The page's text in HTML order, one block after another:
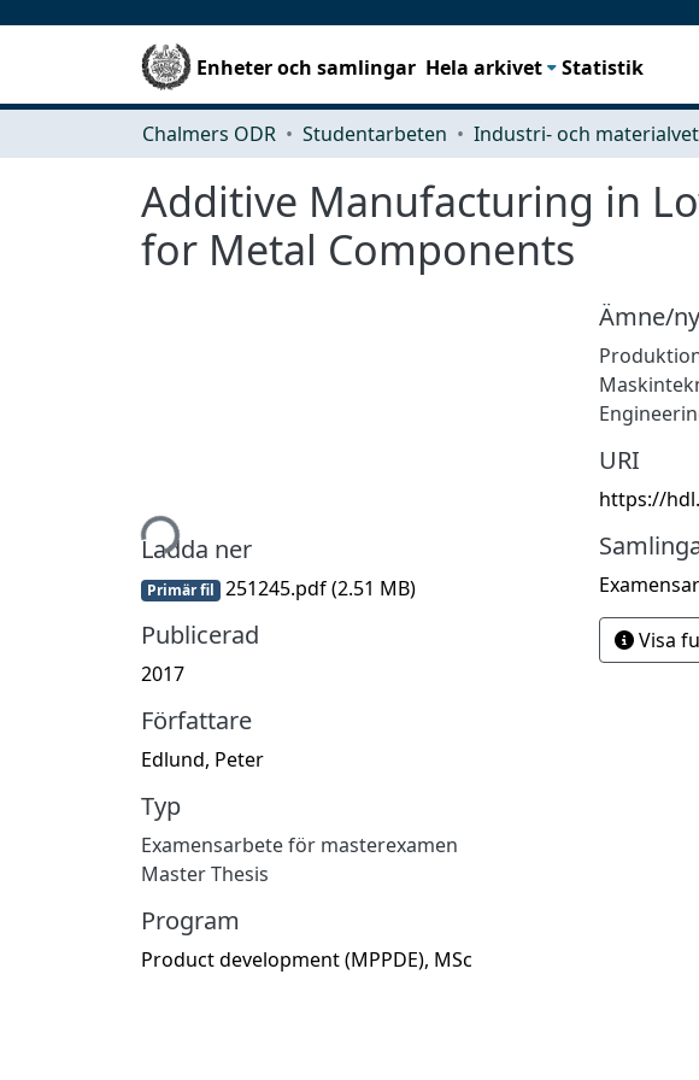
Enheter och samlingar Hela arkivet Statistik
Chalmers ODR Studentarbeten
Additive Manufacturing in
for Metal Components
Hämtar...
Ladda ner
Primär fil 251245.pdf(2.51 MB)
Publicerad
2017
Författare
Edlund, Peter
Typ
Examensarbete för masterexamen
Master Thesis
Program
Product development (MPPDE), MSc
Ämne/
URI
https://
Visa